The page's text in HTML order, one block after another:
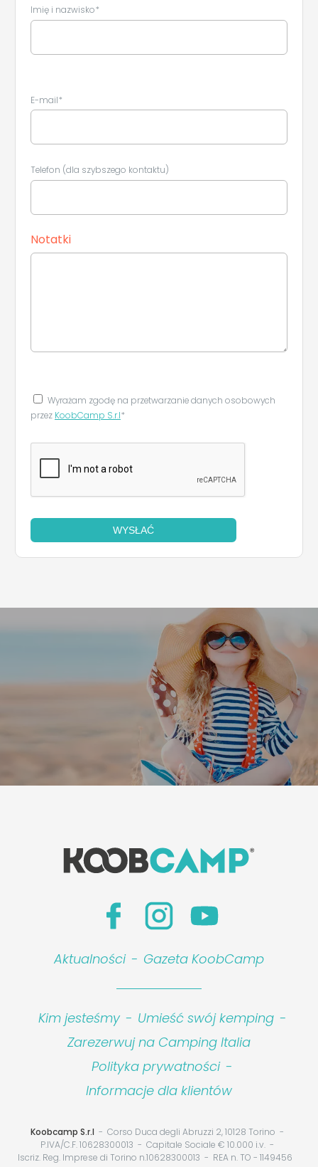
Imię i nazwisko*
E-mail*
Telefon (dla szybszego kontaktu)
Notatki
Wyrażam zgodę na przetwarzanie danych osobowych
przez KoobCamp S.r.l*
WYSŁAĆ
Aktualności - Gazeta KoobCamp
Kim jesteśmy - Umieść swój kemping -
Zarezerwuj na Camping Italia
Polityka prywatności -
Informacje dla klientów
Koobcamp S.r.l
Corso Duca degli Abruzzi 2, 10128 Torino
P.IVA/C.F. 10628300013
Capitale Sociale € 10.000 i.v.
Iscriz. Reg. Imprese di Torino n.10628300013
REA n. TO - 1149456